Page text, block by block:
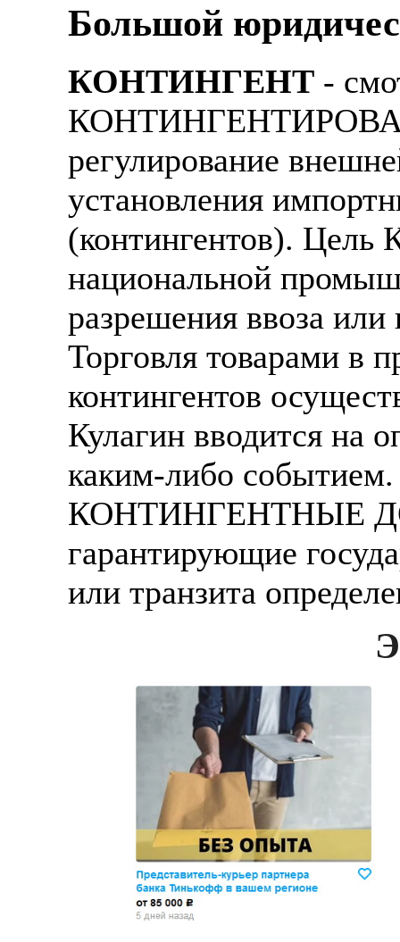
Большой
КОНТИНГЕНТ -
регулирование
установления
(контингентов). Цель
национальной
разрешения ввоза
Торговля товарами в
контингентов
Кулагин вводится на
каким-либо событием.
КОНТИНГЕНТНЫЕ
гарантирующие
или транзита